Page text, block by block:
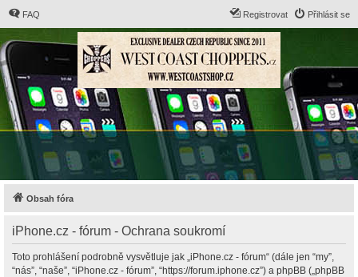
FAQ Přihlásit se
Registrovat
Obsah fóra
iPhone.cz - fórum - Ochrana soukromí
Toto prohlášení podrobně vysvětluje jak „iPhone.cz - fórum“ (dále jen “my”,
“nás”, “naše”, “iPhone.cz - fórum”, “https://forum.iphone.cz”) a phpBB („phpBB